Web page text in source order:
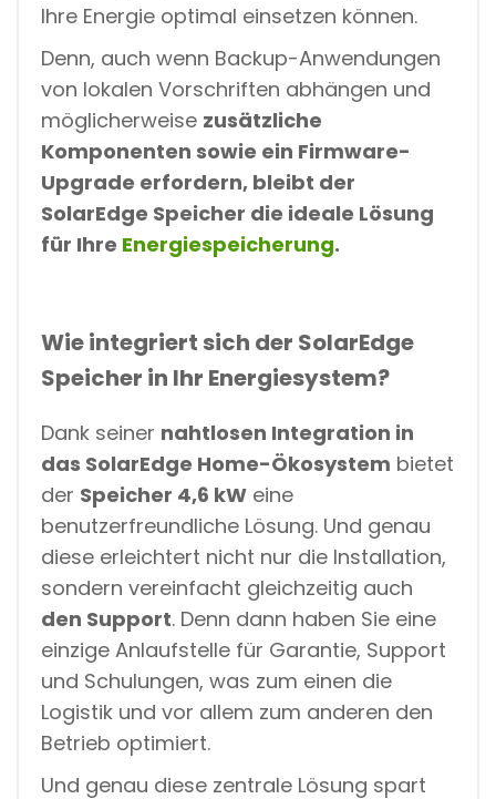
Ihre Energie optimal einsetzen können.
Denn, auch wenn Backup-Anwendungen
von lokalen Vorschriften abhängen und
möglicherweise zusätzliche
Komponenten sowie ein Firmware-
Upgrade erfordern, bleibt der
SolarEdge Speicher die ideale Lösung
für Ihre Energiespeicherung.
Wie integriert sich der SolarEdge
Speicher in Ihr Energiesystem?
Dank seiner nahtlosen Integration in
das SolarEdge Home-Ökosystem bietet
der Speicher 4,6 kW eine
benutzerfreundliche Lösung. Und genau
diese erleichtert nicht nur die Installation,
sondern vereinfacht gleichzeitig auch
den Support. Denn dann haben Sie eine
einzige Anlaufstelle für Garantie, Support
und Schulungen, was zum einen die
Logistik und vor allem zum anderen den
Betrieb optimiert.
Und genau diese zentrale Lösung spart